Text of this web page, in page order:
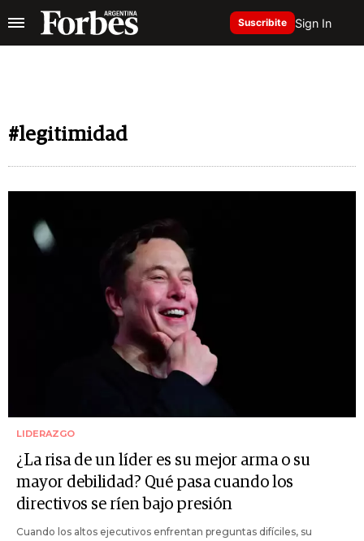
Suscribite Sign In
#legitimidad
LIDERAZGO
¿La risa de un líder es su mejor arma o su
mayor debilidad? Qué pasa cuando los
directivos se ríen bajo presión
Cuando los altos ejecutivos enfrentan preguntas difíciles, su